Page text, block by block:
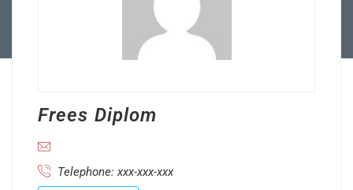
Frees Diplom
Telephone: xxx-xxx-xxx